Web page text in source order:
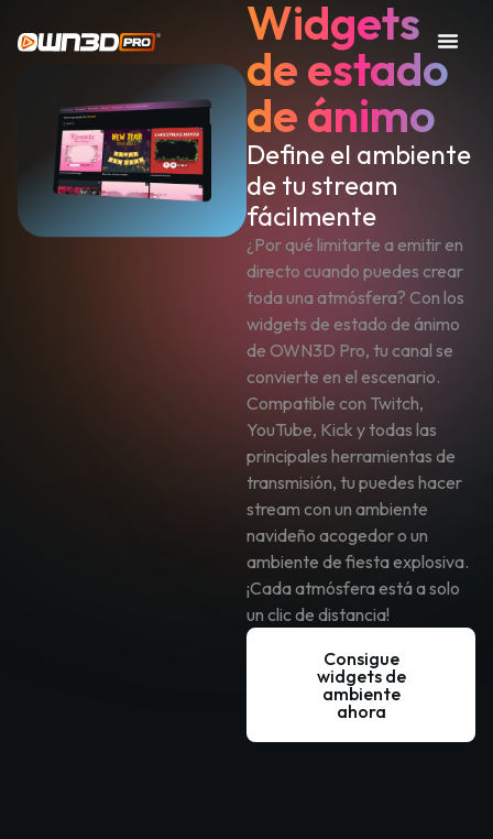
Widgets
de estado
de ánimo
Define el ambiente
de tu stream
fácilmente
¿Por qué limitarte a emitir en
directo cuando puedes crear
toda una atmósfera? Con los
widgets de estado de ánimo
de OWN3D Pro, tu canal se
convierte en el escenario.
Compatible con Twitch,
YouTube, Kick y todas las
principales herramientas de
transmisión, tu puedes hacer
stream con un ambiente
navideño acogedor o un
ambiente de fiesta explosiva.
¡Cada atmósfera está a solo
un clic de distancia!
Consigue
widgets de
ambiente
ahora